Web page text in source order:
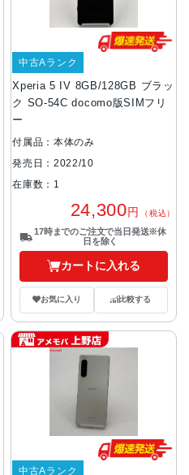
Xperia 5 IV 8GB/128GB ブラッ
ク SO-54C docomo版SIMフリ
ー
中古Aランク
付属品：本体のみ
発売日：2022/10
在庫数：1
24,300円 （税込）
17時までのご注文で当日発送※休
日を除く
カートに入れる
お気に入り 比較する
中古Aランク